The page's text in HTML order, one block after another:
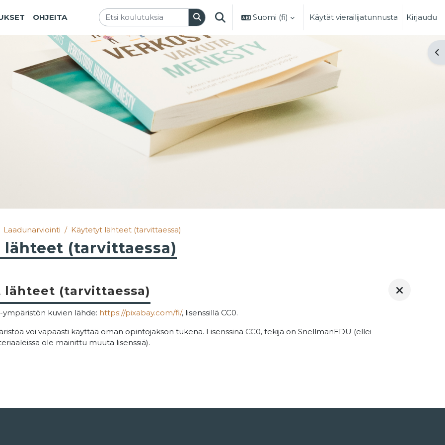
OHJEITA VAIHDA HAKUSYÖTTÖÄ
Suomi ‎(fi)‎ Käytät vierailijatunnusta Kirjaudu
Laadunarviointi Käytetyt lähteet (tarvittaessa)
lähteet (tarvittaessa)
lähteet (tarvittaessa)
kuvien lähde: https://pixabay.com/fi/, lisenssillä CC0.
voi vapaasti käyttää oman opintojakson tukena. Lisenssinä CC0, tekijä on SnellmanEDU (ellei
ole mainittu muuta lisenssiä).